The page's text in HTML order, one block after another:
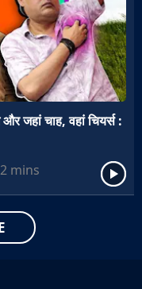
जहां चाह, वहां चियर्स :
mins